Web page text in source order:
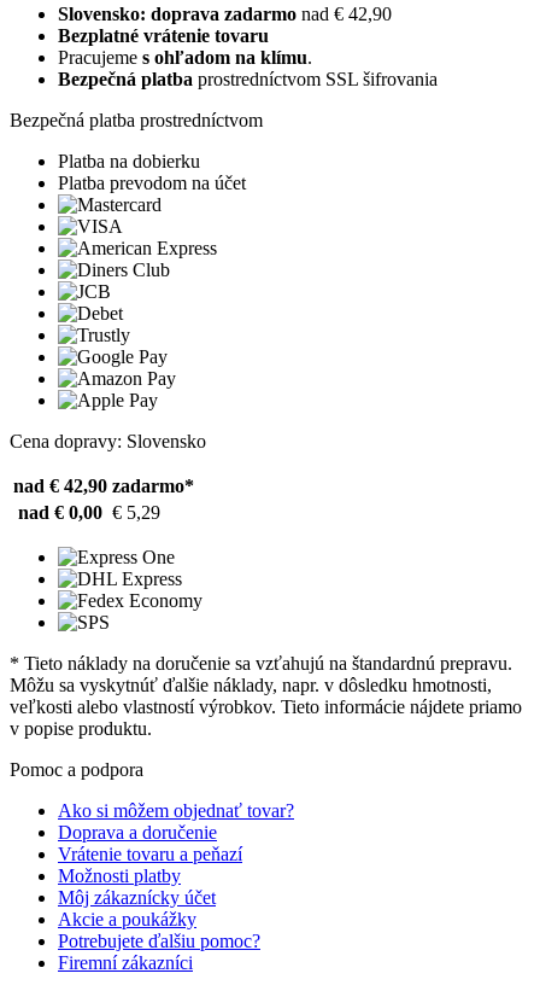
Slovensko: doprava zadarmo nad € 42,90
Bezplatné vrátenie tovaru
Pracujeme s ohľadom na klímu.
Bezpečná platba prostredníctvom SSL šifrovania
Bezpečná platba prostredníctvom
Platba na dobierku
Platba prevodom na účet
Cena dopravy: Slovensko
nad € 42,90 zadarmo*
nad € 0,00 € 5,29
* Tieto náklady na doručenie sa vzťahujú na štandardnú prepravu.
Môžu sa vyskytnúť ďalšie náklady, napr. v dôsledku hmotnosti,
veľkosti alebo vlastností výrobkov. Tieto informácie nájdete priamo
v popise produktu.
Pomoc a podpora
Ako si môžem objednať tovar?
Doprava a doručenie
Vrátenie tovaru a peňazí
Možnosti platby
Môj zákaznícky účet
Akcie a poukážky
Potrebujete ďalšiu pomoc?
Firemní zákazníci